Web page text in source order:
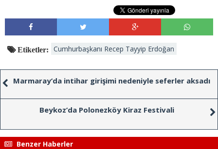
Etiketler: Cumhurbaşkanı Recep Tayyip Erdoğan
Marmaray’da intihar girişimi nedeniyle seferler aksadı
Beykoz’da Polonezköy Kiraz Festivali
Benzer Haberler